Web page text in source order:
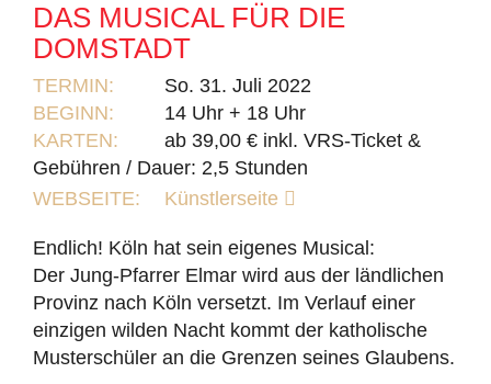
DAS MUSICAL FÜR DIE
DOMSTADT
TERMIN:
So. 31. Juli 2022
BEGINN:
14 Uhr + 18 Uhr
KARTEN:
ab 39,00 € inkl. VRS-Ticket &
Gebühren / Dauer: 2,5 Stunden
WEBSEITE:
Künstlerseite
Endlich! Köln hat sein eigenes Musical:
Der Jung-Pfarrer Elmar wird aus der ländlichen
Provinz nach Köln versetzt. Im Verlauf einer
einzigen wilden Nacht kommt der katholische
Musterschüler an die Grenzen seines Glaubens.